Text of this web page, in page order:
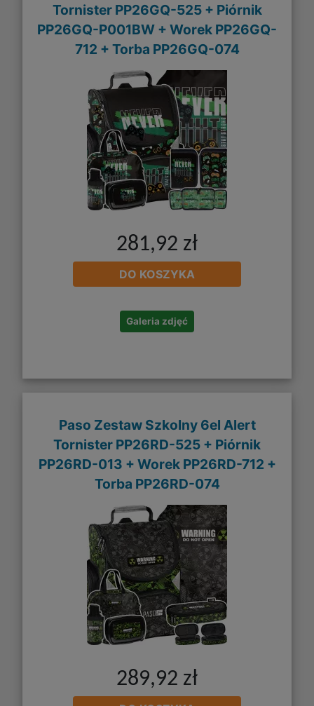
Tornister PP26GQ-525 + Piórnik
PP26GQ-P001BW + Worek PP26GQ-
712 + Torba PP26GQ-074
281,92 zł
DO KOSZYKA
Galeria zdjęć
Paso Zestaw Szkolny 6el Alert
Tornister PP26RD-525 + Piórnik
PP26RD-013 + Worek PP26RD-712 +
Torba PP26RD-074
289,92 zł